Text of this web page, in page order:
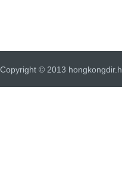
Copyright © 2013